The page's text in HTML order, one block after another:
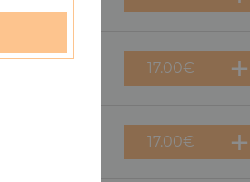
17.00€
17.00€